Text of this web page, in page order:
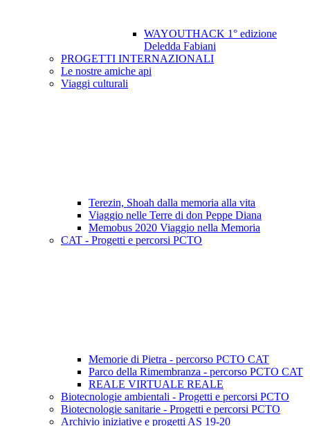
WAYOUTHACK 1° edizione
Deledda Fabiani
PROGETTI INTERNAZIONALI
Le nostre amiche api
Viaggi culturali
Terezin, Shoah dalla memoria alla vita
Viaggio nelle Terre di don Peppe Diana
Memobus 2020 Viaggio nella Memoria
CAT - Progetti e percorsi PCTO
Memorie di Pietra - percorso PCTO CAT
Parco della Rimembranza - percorso PCTO CAT
REALE VIRTUALE REALE
Biotecnologie ambientali - Progetti e percorsi PCTO
Biotecnologie sanitarie - Progetti e percorsi PCTO
Archivio iniziative e progetti AS 19-20